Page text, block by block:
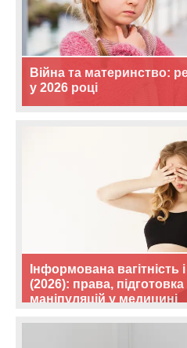
Війна та материнство:
у 2026 році
Інформована вагітність
(2026): права,
маніпуляцій у медицині